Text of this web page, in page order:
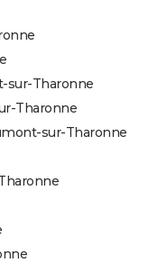
sur-Tharonne
Tharonne
sur-Tharonne